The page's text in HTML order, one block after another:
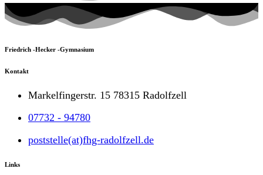
Friedrich -Hecker -Gymnasium
Kontakt
Markelfingerstr. 15 78315 Radolfzell
07732 - 94780
poststelle(at)fhg-radolfzell.de
Links